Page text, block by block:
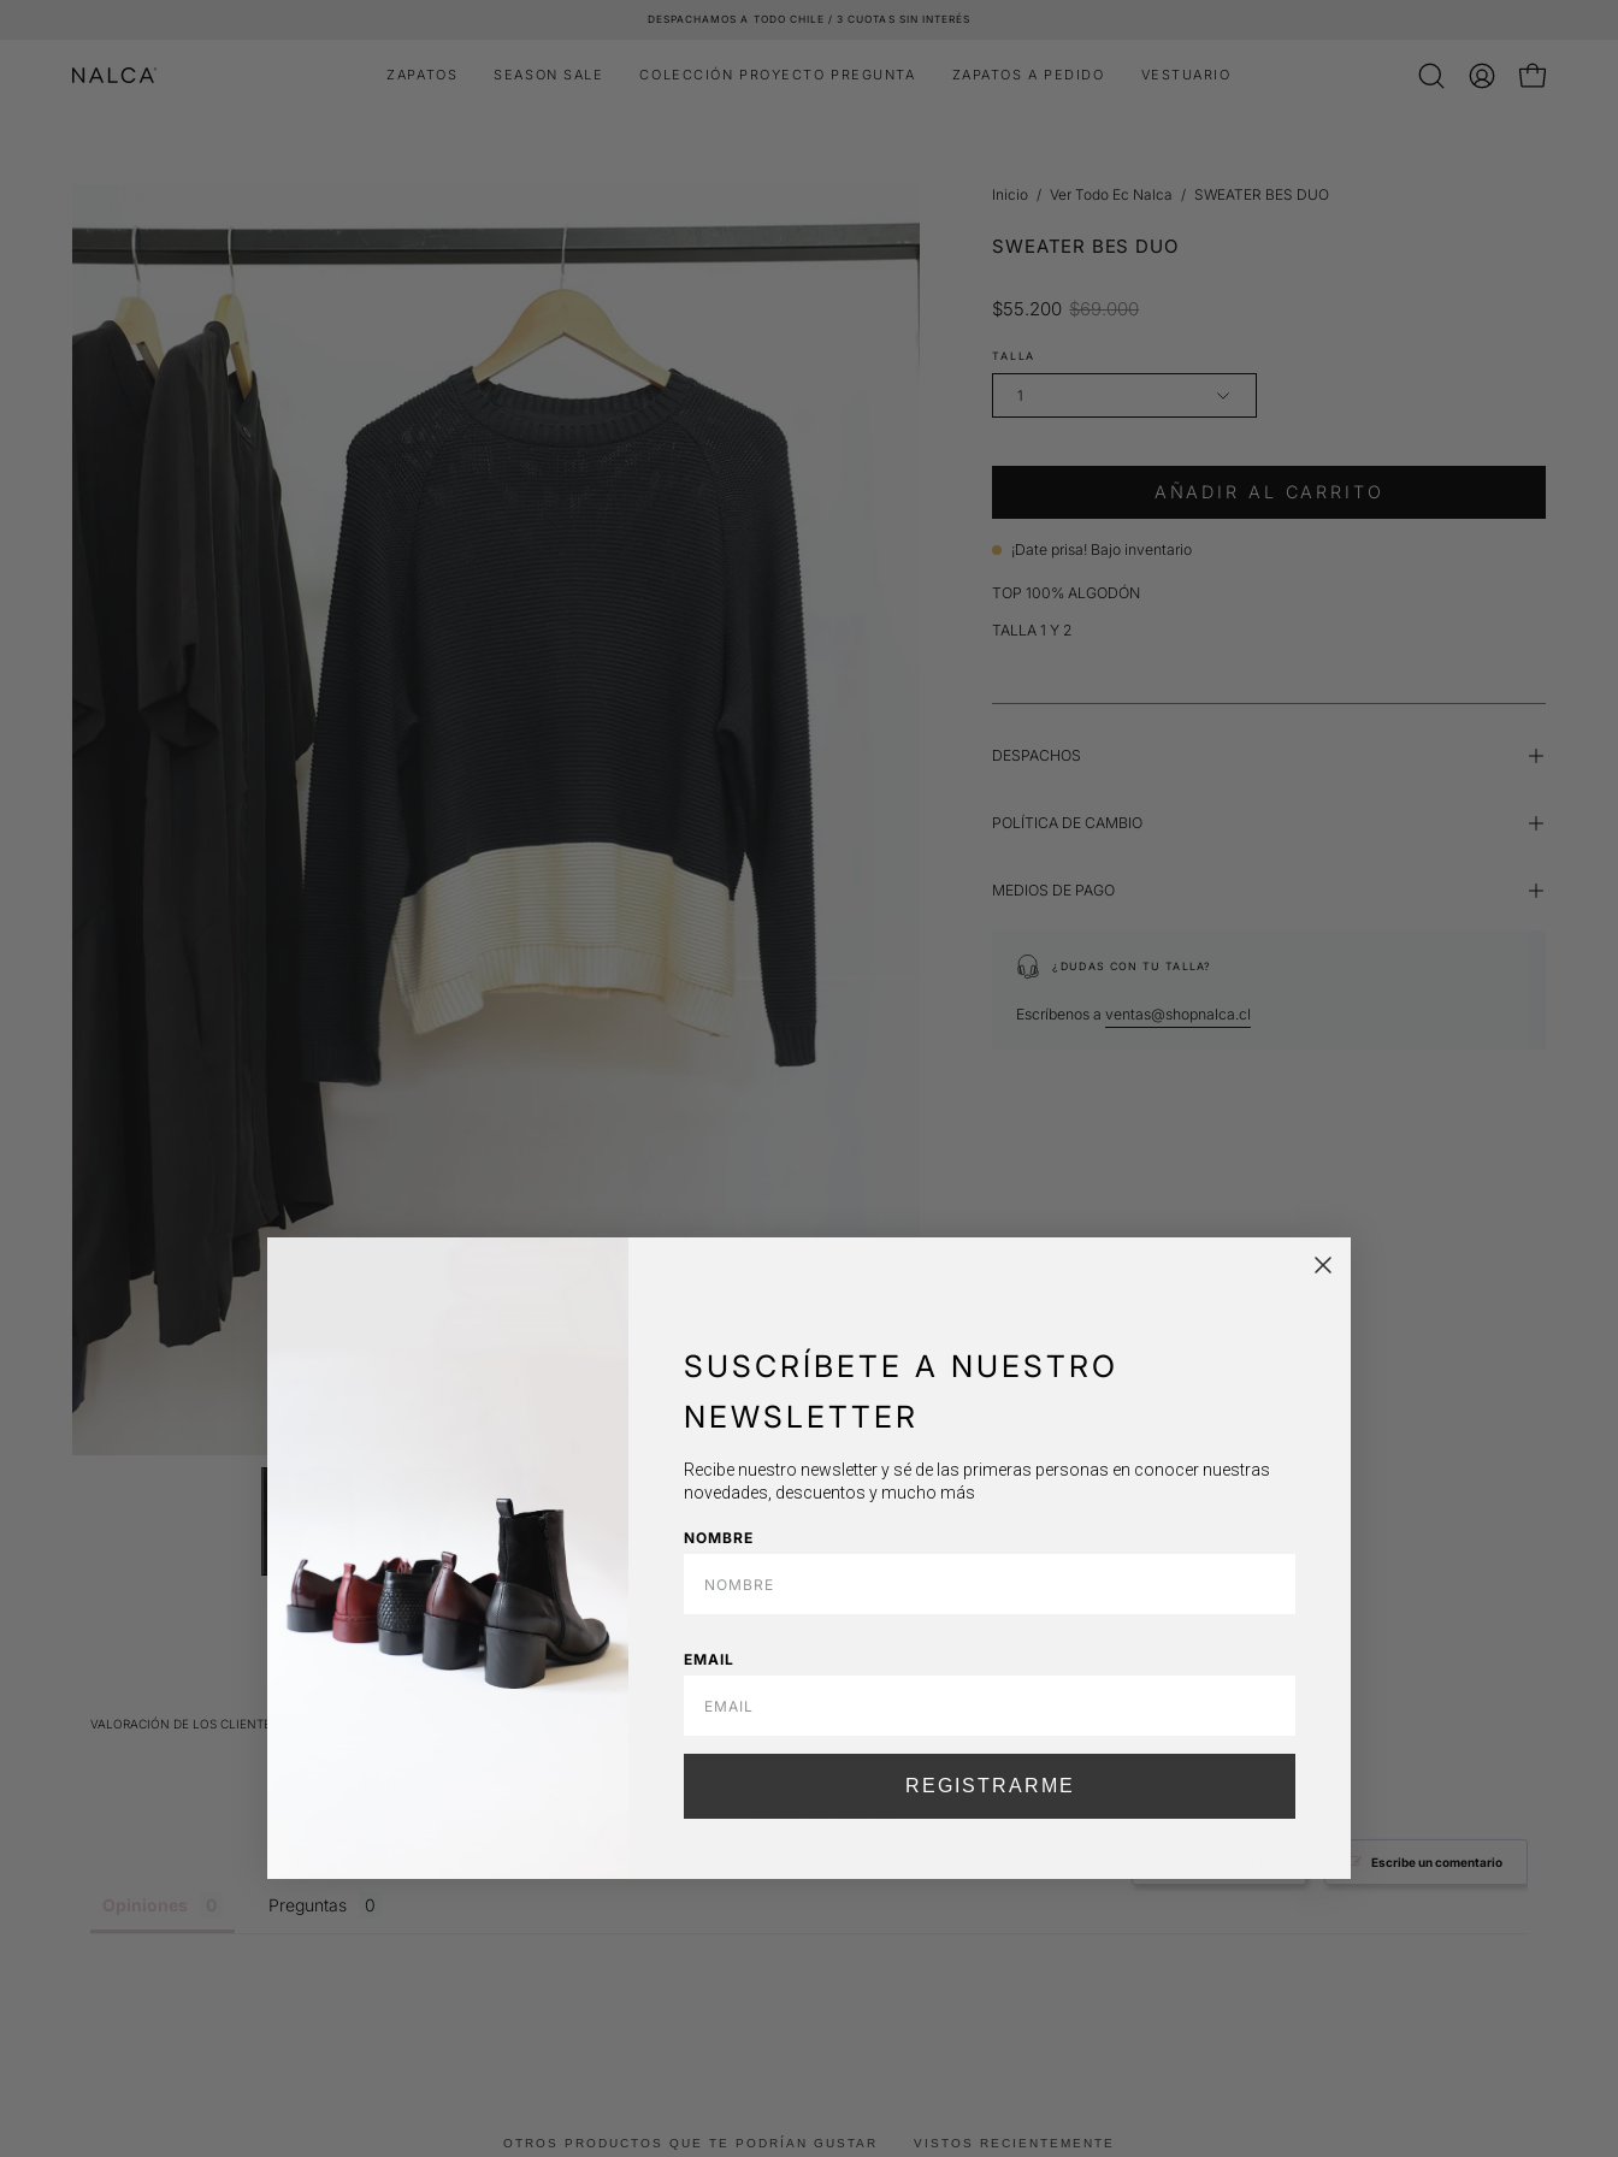
contenido
DESPACHAMOS A TODO CHILE / 3 CUOTAS SIN INTERÉS
ZAPATOS SEASON SALE COLECCIÓN PROYECTO PREGUNTA ZAPATOS A PEDIDO VESTUARIO
Abrir
MI
CARRO
Inicio / Ver Todo Ec Nalca / SWEATER BES DUO
SWEATER BES DUO
$55.200 $69.000
TALLA
1
AÑADIR AL CARRITO
¡Date prisa! Bajo inventario
TOP 100% ALGODÓN
TALLA 1 Y 2
DESPACHOS
POLÍTICA DE CAMBIO
MEDIOS DE PAGO
¿DUDAS CON TU TALLA?
Escríbenos aventas@shopnalca.cl
VALORACIÓN DE LOS CLIENTES
Escribe un comentario
Preguntas
OTROS PRODUCTOS QUE TE PODRÍAN GUSTAR VISTOS RECIENTEMENTE
SUSCRÍBETE A NUESTRO
NEWSLETTER
Recibe nuestro newsletter y sé de las primeras personas en conocer nuestras
novedades, descuentos y mucho más
NOMBRE
EMAIL
REGISTRARME